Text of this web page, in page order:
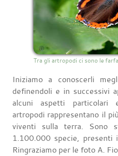
Tra gli artropodi ci sono le
Iniziamo a conoscerli
definendoli e in successivi
alcuni aspetti particolari
artropodi rappresentano il
viventi sulla terra. Sono
1.100.000 specie,
Ringraziamo per le foto A.